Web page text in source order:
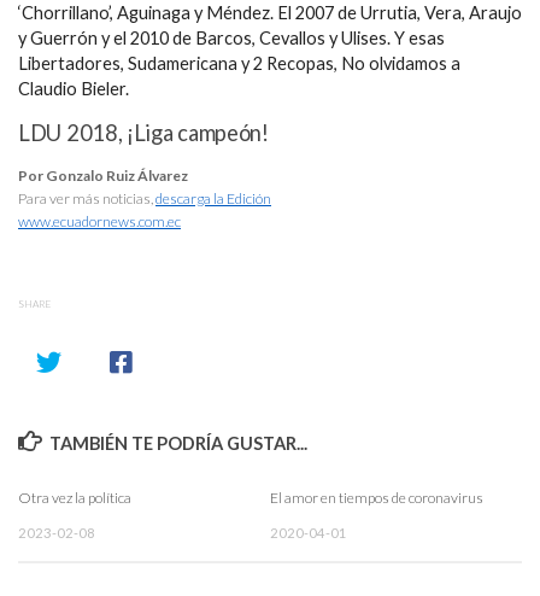
‘Chorrillano’, Aguinaga y Méndez. El 2007 de Urrutia, Vera, Araujo
y Guerrón y el 2010 de Barcos, Cevallos y Ulises. Y esas
Libertadores, Sudamericana y 2 Recopas, No olvidamos a
Claudio Bieler.
LDU 2018, ¡Liga campeón!
Por Gonzalo Ruiz Álvarez
Para ver más noticias, descarga la Edición
www.ecuadornews.com.ec
SHARE
TAMBIÉN TE PODRÍA GUSTAR...
Otra vez la política
2023-02-08
El amor en tiempos de coronavirus
2020-04-01